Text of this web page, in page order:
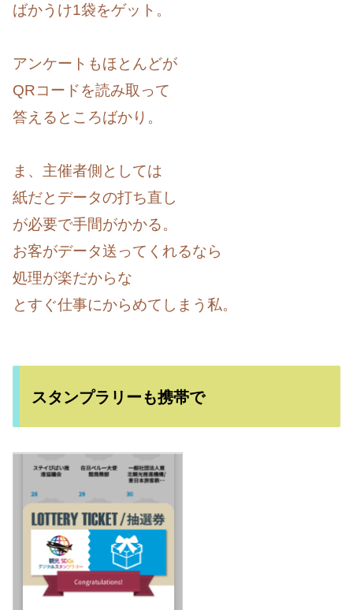
ばかうけ1袋をゲット。
アンケートもほとんどが
QRコードを読み取って
答えるところばかり。
ま、主催者側としては
紙だとデータの打ち直し
が必要で手間がかかる。
お客がデータ送ってくれるなら
処理が楽だからな
とすぐ仕事にからめてしまう私。
スタンプラリーも携帯で